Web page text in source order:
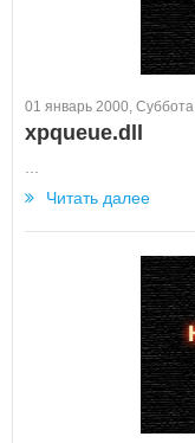
01 январь 2000, Суббота
xpqueue.dll
Читать далее